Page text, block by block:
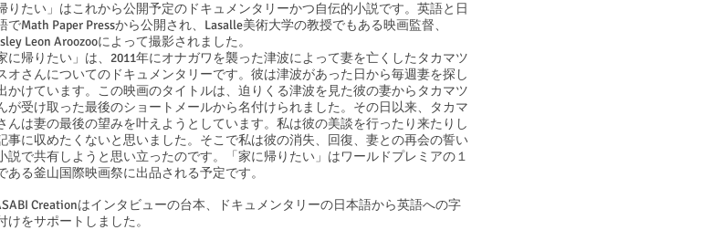
りたい」はこれから公開予定のドキュメンタリーかつ自伝的小説です。英語と日
でMath Paper Pressから公開され、Lasalle美術大学の教授でもある映画監督、
Leon Aroozooによって撮影されました。
に帰りたい」は、2011年にオナガワを襲った津波によって妻を亡くしたタカマツ
オさんについてのドキュメンタリーです。彼は津波があった日から毎週妻を探し
かけています。この映画のタイトルは、迫りくる津波を見た彼の妻からタカマツ
が受け取った最後のショートメールから名付けられました。その日以来、タカマ
んは妻の最後の望みを叶えようとしています。私は彼の美談を行ったり来たりし
事に収めたくないと思いました。そこで私は彼の消失、回復、妻との再会の誓い
説で共有しようと思い立ったのです。「家に帰りたい」はワールドプレミアの１
ある釜山国際映画祭に出品される予定です。
Creationはインタビューの台本、ドキュメンタリーの日本語から英語への字
けをサポートしました。